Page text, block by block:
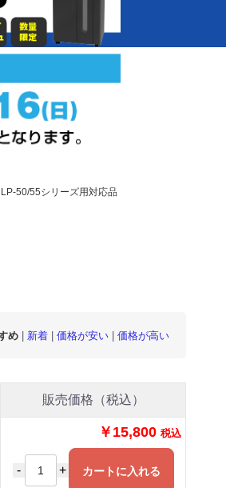
LP-50/55シリーズ用対応品
め 新着 |価格が安い |価格が高い
販売価格（税込）
￥15,800 税込
- + カートに入れる